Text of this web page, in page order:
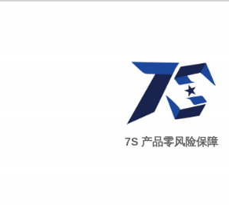
7S 产品零风险保障